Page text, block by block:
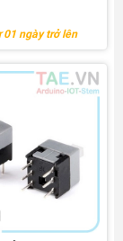
01 ngày trở lên